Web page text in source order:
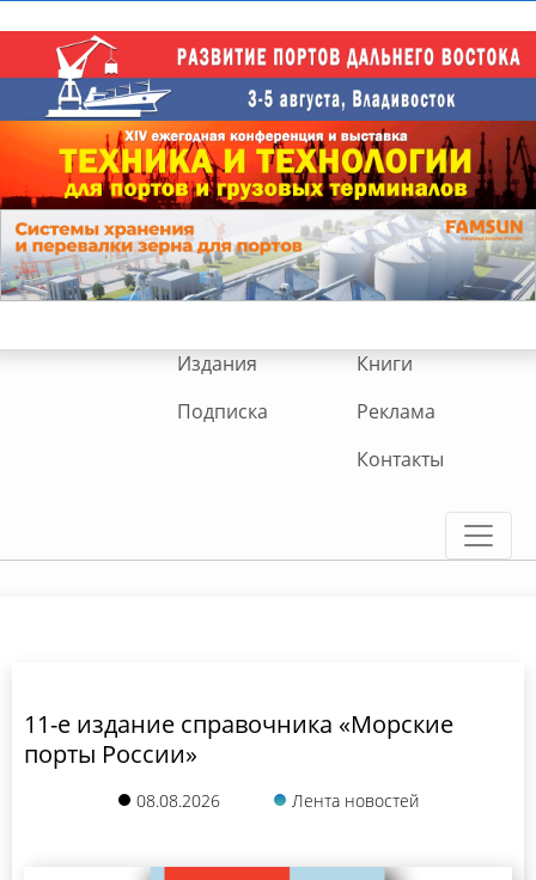
Издания
Книги
Подписка
Реклама
Контакты
11-е издание справочника «Морские
порты России»
08.08.2026 Лента новостей